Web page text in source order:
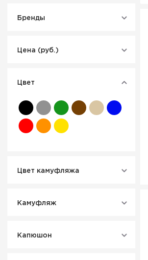
Бренды
Цена (руб.)
Цвет
Цвет камуфляжа
Камуфляж
Капюшон